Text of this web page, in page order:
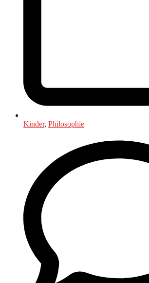
Kinder, Philosophie